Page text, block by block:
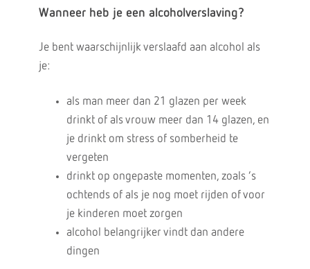
Wanneer heb je een alcoholverslaving?
Je bent waarschijnlijk verslaafd aan alcohol als
je:
als man meer dan 21 glazen per week
drinkt of als vrouw meer dan 14 glazen, en
je drinkt om stress of somberheid te
vergeten
drinkt op ongepaste momenten, zoals ’s
ochtends of als je nog moet rijden of voor
je kinderen moet zorgen
alcohol belangrijker vindt dan andere
dingen